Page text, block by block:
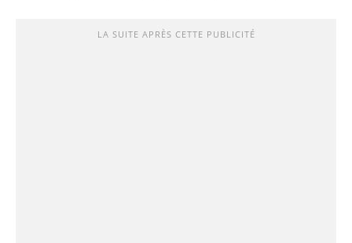
LA SUITE APRÈS CETTE PUBLICITÉ